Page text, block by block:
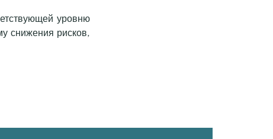
уровню
снижения рисков,